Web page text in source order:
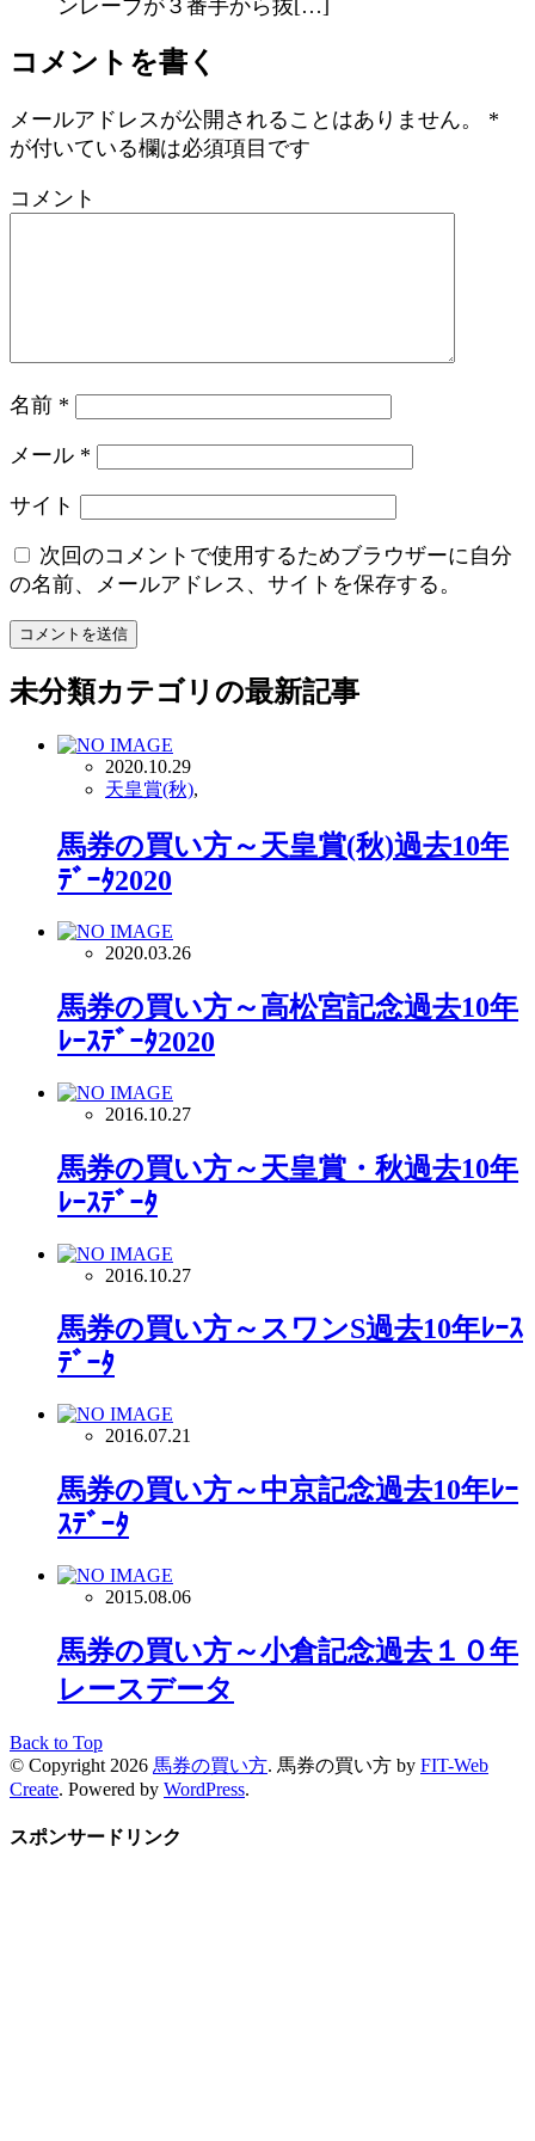
ンレーブが３番手から抜[…]
コメントを書く
メールアドレスが公開されることはありません。
*
が付いている欄は必須項目です
コメント
名前 *
メール *
サイト
次回のコメントで使用するためブラウザーに自分
の名前、メールアドレス、サイトを保存する。
未分類カテゴリの最新記事
2020.10.29
天皇賞(秋),
馬券の買い方～天皇賞(秋)過去10年
ﾃﾞｰﾀ2020
2020.03.26
馬券の買い方～高松宮記念過去10年
ﾚｰｽﾃﾞｰﾀ2020
2016.10.27
馬券の買い方～天皇賞・秋過去10年
ﾚｰｽﾃﾞｰﾀ
2016.10.27
馬券の買い方～スワンS過去10年ﾚｰｽ
ﾃﾞｰﾀ
2016.07.21
馬券の買い方～中京記念過去10年ﾚｰ
ｽﾃﾞｰﾀ
2015.08.06
馬券の買い方～小倉記念過去１０年
レースデータ
Back to Top
© Copyright 2026 馬券の買い方. 馬券の買い方 by FIT-Web
Create. Powered by WordPress.
スポンサードリンク